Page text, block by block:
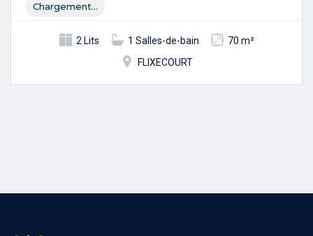
Chargement...
2 Lits 1 Salles-de-bain
70 m²
FLIXECOURT